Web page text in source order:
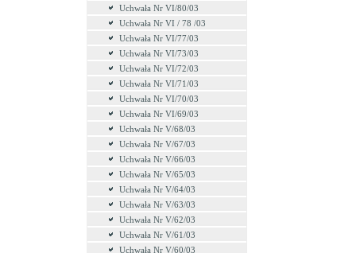
Uchwała Nr VI/80/03
Uchwała Nr VI / 78 /03
Uchwała Nr VI/77/03
Uchwała Nr VI/73/03
Uchwała Nr VI/72/03
Uchwała Nr VI/71/03
Uchwała Nr VI/70/03
Uchwała Nr VI/69/03
Uchwała Nr V/68/03
Uchwała Nr V/67/03
Uchwała Nr V/66/03
Uchwała Nr V/65/03
Uchwała Nr V/64/03
Uchwała Nr V/63/03
Uchwała Nr V/62/03
Uchwała Nr V/61/03
Uchwała Nr V/60/03